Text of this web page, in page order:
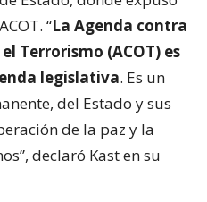
“La Agenda contra
Terrorismo (ACOT) es
legislativa. Es un
del Estado y sus
de la paz y la
declaró Kast en su